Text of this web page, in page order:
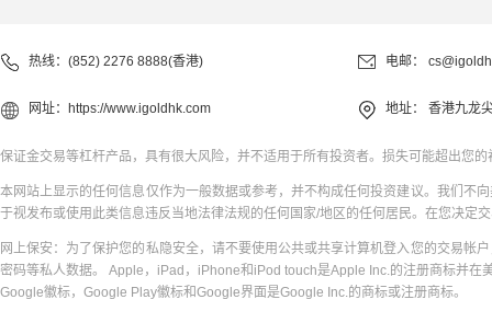
热线：(852) 2276 8888(香港) 电邮：
网址： https://www.igoldhk.com 地址： 香港九龙
保证金交易等杠杆产品，具有很大风险，并不适用于所有投资者。损失可能超出您
本网站上显示的任何信息仅作为一般数据或参考，并不构成任何投资建议。我们不
于视发布或使用此类信息违反当地法律法规的任何国家/地区的任何居民。在您决定
网上保安：为了保护您的私隐安全，请不要使用公共或共享计算机登入您的交易帐
密码等私人数据。 Apple，iPad，iPhone和iPod touch是Apple Inc.的注册商标并
Google徽标，Google Play徽标和Google界面是Google Inc.的商标或注册商标。